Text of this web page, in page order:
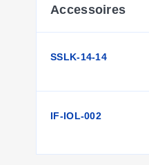
Accessoires
SSLK-14-14
IF-IOL-002